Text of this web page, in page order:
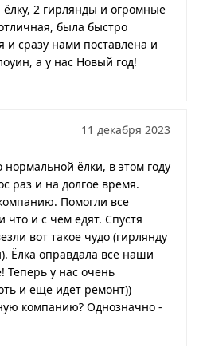
ёлку, 2 гирлянды и огромные
была быстро
и сразу нами поставлена и
а у нас Новый год!
11 декабря 2023
ёлки, в этом году
раз и на долгое время.
Помогли все
что и с чем едят. Спустя
вот такое чудо (гирлянду
Ёлка оправдала все наши
у нас очень
и еще идет ремонт))
компанию? Однозначно -